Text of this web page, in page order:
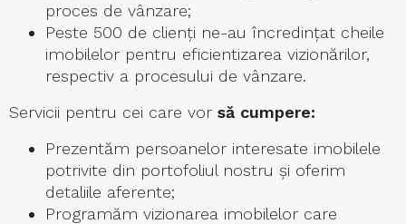
proces de vânzare;
Peste 500 de clienţi ne-au încredinţat cheile
imobilelor pentru eficientizarea vizionărilor,
respectiv a procesului de vânzare.
Servicii pentru cei care vor să cumpere:
Prezentăm persoanelor interesate imobilele
potrivite din portofoliul nostru şi oferim
detaliile aferente;
Programăm vizionarea imobilelor care